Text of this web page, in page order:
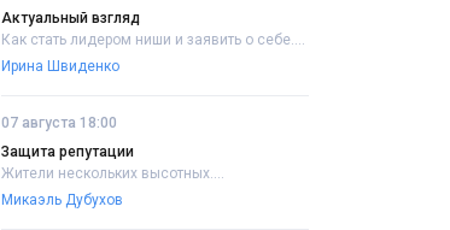
Актуальный взгляд
Как стать лидером ниши и заявить о себе....
Ирина Швиденко
07 августа 18:00
Защита репутации
Жители нескольких высотных....
Микаэль Дубухов